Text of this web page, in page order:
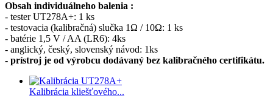
Obsah individuálneho balenia :
- tester UT278A+: 1 ks
- testovacia (kalibračná) slučka 1Ω / 10Ω: 1 ks
- batérie 1,5 V / AA (LR6): 4ks
- anglický, český, slovenský návod: 1ks
- prístroj je od výrobcu dodávaný bez kalibračného certifikátu.
Kalibrácia kliešťového...